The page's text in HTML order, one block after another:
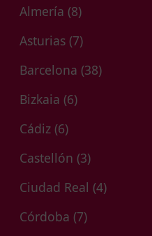
Almería (8)
Asturias (7)
Barcelona (38)
Bizkaia (6)
Cádiz (6)
Castellón (3)
Ciudad Real (4)
Córdoba (7)